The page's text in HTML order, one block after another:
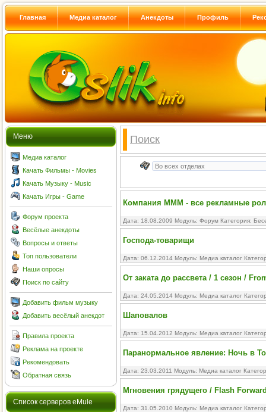
Главная Медиа каталог Анекдоты Профиль
Меню
Медиа каталог
Качать Фильмы - Movies
Качать Музыку - Music
Качать Игры - Game
Форум проекта
Весёлые анекдоты
Вопросы и ответы
Топ пользователи
Наши опросы
Поиск по сайту
Добавить фильм музыку
Добавить весёлый анекдот
Правила проекта
Реклама на проекте
Рекомендовать
Обратная связь
Cписок серверов eMule
Поиск
Компания МMM - все рекламные
Дата: 18.08.2009 Модуль: Форум Категория:
Господа-товарищи
Дата: 06.12.2014 Модуль: Медиа каталог
От заката до рассвета / 1 сезон /
Дата: 24.05.2014 Модуль: Медиа каталог
Шаповалов
Дата: 15.04.2012 Модуль: Медиа каталог
Паранормальное явление: Ночь в
Дата: 23.03.2011 Модуль: Медиа каталог
Мгновения грядущего / Flash
Дата: 31.05.2010 Модуль: Медиа каталог